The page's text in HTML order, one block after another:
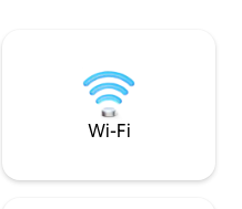
famílias
cães correrem
atividades como
observação de
pesca. A truta
400 metros de
Wi-Fi